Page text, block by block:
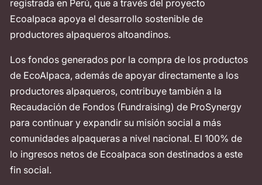
registrada en Perú, que a través del proyecto
Ecoalpaca apoya el desarrollo sostenible de
productores alpaqueros altoandinos.
Los fondos generados por la compra de los productos
de EcoAlpaca, además de apoyar directamente a los
productores alpaqueros, contribuye también a la
Recaudación de Fondos (Fundraising) de ProSynergy
para continuar y expandir su misión social a más
comunidades alpaqueras a nivel nacional. El 100% de
lo ingresos netos de Ecoalpaca son destinados a este
fin social.